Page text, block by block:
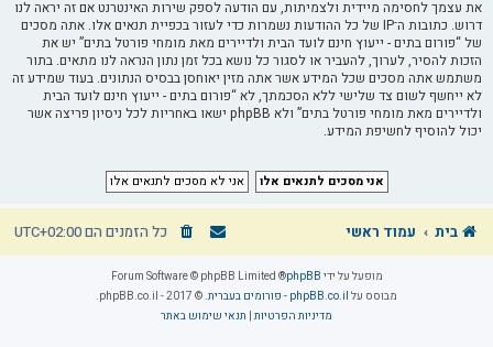
את עצמך לחסימה מיידית ולצמיתות, עם הודעה לספק שירות האינטרנט אם זה יראה לנו
דרוש. כתובות ה־IP של כל ההודעות נשמרות כדי לעזור בכפיית תנאים אלו. אתה מסכים
של “פורום בתים - ייעוץ חינם לועד הבית ולדיירים מאת מומחי פורטל בתים” יש את
הזכות להסיר, לערוך, להעביר או לסגור כל נושא בכל זמן נתון הנראה לנו מתאים. בתור
משתמש אתה מסכים שכל המידע אשר אתה מזין יאוחסן בבסיס הנתונים. בעוד שמידע זה
לא ייחשף לשום צד שלישי ללא הסכמתך, לא “פורום בתים - ייעוץ חינם לועד הבית
ולדיירים מאת מומחי פורטל בתים” ולא phpBB ישאו באחריות לכל ניסיון פריצה אשר
יכול להוסיף לחשיפת המידע.
בית עמוד ראשי כל הזמנים הםUTC+02:00
מופעל על ידי phpBB
® Forum Software © phpBB Limited
מבוסס על phpBB.co.il - פורומים בעברית
. © 2017 - phpBB.co.il.
מדיניות הפרטיות תנאי שימוש באתר